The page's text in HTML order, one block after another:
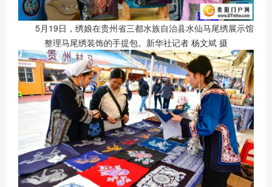
5月19日，绣娘在贵州省三都水族自治县水仙马尾绣展示馆
整理马尾绣装饰的手提包。新华社记者 杨文斌 摄